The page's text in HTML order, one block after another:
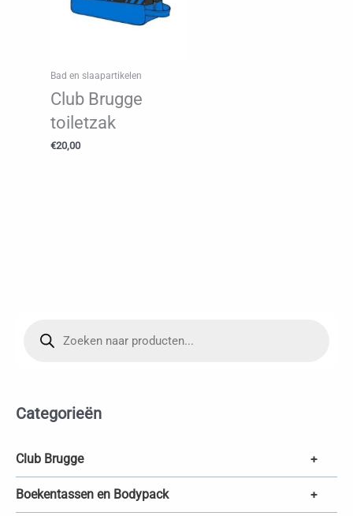
n
z
k
e
n
Categorieën
Club Brugge +
Boekentassen en Bodypack +
Bad en slaapartikelen
Club Brugge
toiletzak
€20,00